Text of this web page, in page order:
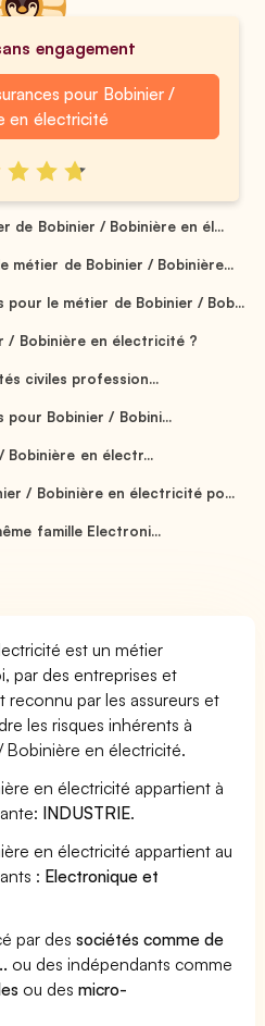
engagement
pour Bobinier /
en électricité
de Bobinier / Bobinière en él...
métier de Bobinier / Bobinière...
le métier de Bobinier / Bob...
/ Bobinière en électricité ?
civiles profession...
pour Bobinier / Bobini...
Bobinière en électr...
/ Bobinière en électricité po...
famille Electroni...
est un métier
par des entreprises et
reconnu par les assureurs et
les risques inhérents à
en électricité.
en électricité appartient à
INDUSTRIE.
en électricité appartient au
: Electronique et
par dessociétés comme de
ou des indépendants comme
ou desmicro-